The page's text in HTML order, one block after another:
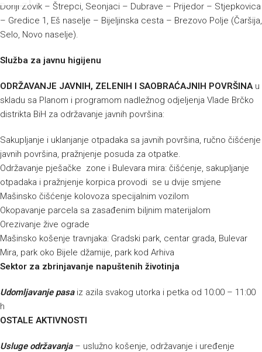
Donji Zovik – Štrepci, Seonjaci – Dubrave – Prijedor – Stjepkovica
– Gredice 1, Eš naselje – Bijeljinska cesta – Brezovo Polje (Čaršija,
Selo, Novo naselje).
Služba za javnu higijenu
ODRŽAVANJE JAVNIH, ZELENIH I SAOBRAĆAJNIH POVRŠINAu
skladu sa Planom i programom nadležnog odjeljenja Vlade Brčko
distrikta BiH za održavanje javnih površina:
Sakupljanje i uklanjanje otpadaka sa javnih površina, ručno čišćenje
javnih površina, pražnjenje posuda za otpatke.
Održavanje pješačke zone i Bulevara mira: čišćenje, sakupljanje
otpadaka i pražnjenje korpica provodi se u dvije smjene
Mašinsko čišćenje kolovoza specijalnim vozilom
Okopavanje parcela sa zasađenim biljnim materijalom
Orezivanje žive ograde
Mašinsko košenje travnjaka: Gradski park, centar grada, Bulevar
Mira, park oko Bijele džamije, park kod Arhiva
Sektor za zbrinjavanje napuštenih životinja
Udomljavanje pasaiz azila svakog utorka i petka od 10:00 – 11:00
h
OSTALE AKTIVNOSTI
Usluge održavanja– uslužno košenje, održavanje i uređenje